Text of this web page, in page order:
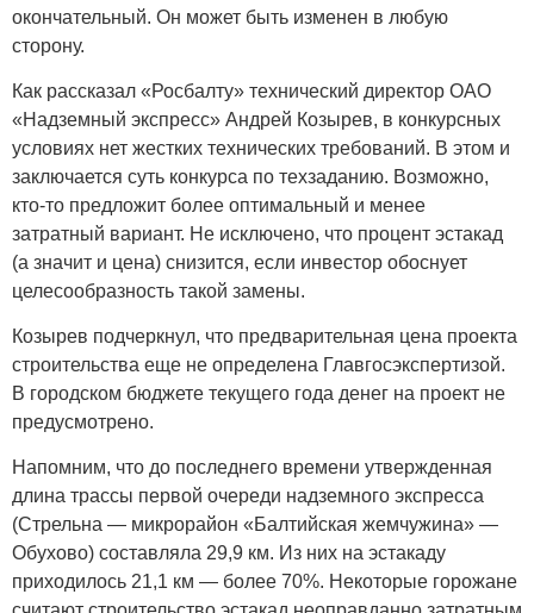
окончательный. Он может быть изменен в любую
сторону.
Как рассказал «Росбалту» технический директор ОАО
«Надземный экспресс» Андрей Козырев, в конкурсных
условиях нет жестких технических требований. В этом и
заключается суть конкурса по техзаданию. Возможно,
кто-то предложит более оптимальный и менее
затратный вариант. Не исключено, что процент эстакад
(а значит и цена) снизится, если инвестор обоснует
целесообразность такой замены.
Козырев подчеркнул, что предварительная цена проекта
строительства еще не определена Главгосэкспертизой.
В городском бюджете текущего года денег на проект не
предусмотрено.
Напомним, что до последнего времени утвержденная
длина трассы первой очереди надземного экспресса
(Стрельна — микрорайон «Балтийская жемчужина» —
Обухово) составляла 29,9 км. Из них на эстакаду
приходилось 21,1 км — более 70%. Некоторые горожане